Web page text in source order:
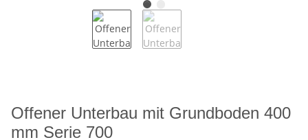
Offener Unterbau mit Grundboden 400
mm Serie 700